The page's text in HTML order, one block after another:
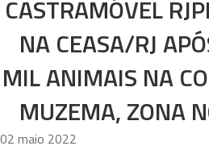
CASTRAMÓVEL
NA CEASA/RJ
MIL ANIMAIS NA
MUZEMA, ZONA
02 maio 2022